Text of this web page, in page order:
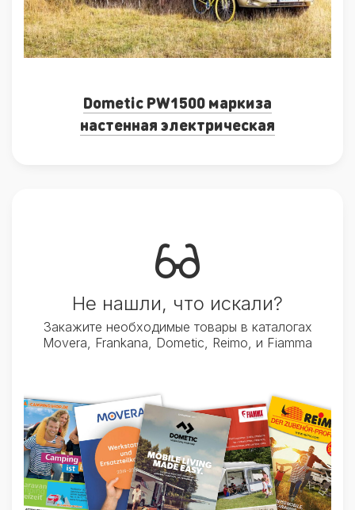
Dometic PW1500 маркиза
настенная электрическая
Не нашли, что искали?
Закажите необходимые товары в каталогах
Movera, Frankana, Dometic, Reimo, и Fiamma